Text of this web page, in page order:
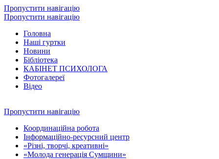
Пропустити навігацію
Пропустити навігацію
Головна
Наші гуртки
Новини
Бібліотека
КАБІНЕТ ПСИХОЛОГА
Фотогалереї
Відео
Пропустити навігацію
Координаційна робота
Інформаційно-ресурсний центр
«Різні, творчі, креативні»
«Молода генерація Сумщини»